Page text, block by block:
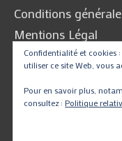
Conditions
Mentions Légal
Politique de
Traduire
Confidentialité et cookies
utiliser ce site Web, vous
Pour en savoir plus,
consultez :Politique